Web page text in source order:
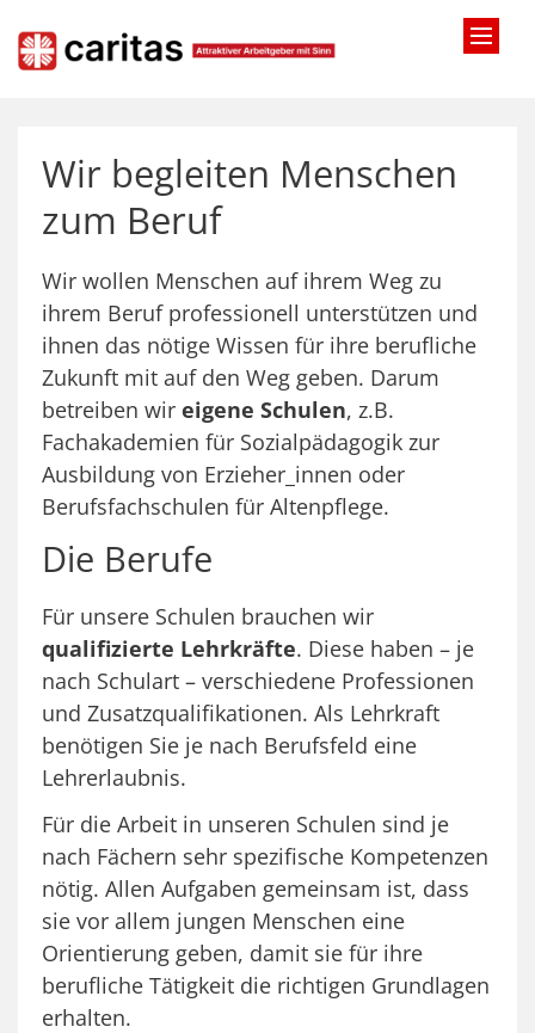
Wir begleiten Menschen
zum Beruf
Wir wollen Menschen auf ihrem Weg zu
ihrem Beruf professionell unterstützen und
ihnen das nötige Wissen für ihre berufliche
Zukunft mit auf den Weg geben. Darum
betreiben wir eigene Schulen, z.B.
Fachakademien für Sozialpädagogik zur
Ausbildung von Erzieher_innen oder
Berufsfachschulen für Altenpflege.
Die Berufe
Für unsere Schulen brauchen wir
qualifizierte Lehrkräfte. Diese haben – je
nach Schulart – verschiedene Professionen
und Zusatzqualifikationen. Als Lehrkraft
benötigen Sie je nach Berufsfeld eine
Lehrerlaubnis.
Für die Arbeit in unseren Schulen sind je
nach Fächern sehr spezifische Kompetenzen
nötig. Allen Aufgaben gemeinsam ist, dass
sie vor allem jungen Menschen eine
Orientierung geben, damit sie für ihre
berufliche Tätigkeit die richtigen Grundlagen
erhalten.